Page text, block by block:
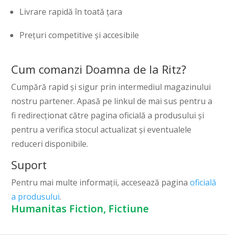
Livrare rapidă în toată țara
Prețuri competitive și accesibile
Cum comanzi Doamna de la Ritz?
Cumpără rapid și sigur prin intermediul magazinului
nostru partener. Apasă pe linkul de mai sus pentru a
fi redirecționat către pagina oficială a produsului și
pentru a verifica stocul actualizat și eventualele
reduceri disponibile.
Suport
Pentru mai multe informații, accesează paginaoficială
a produsului.
Humanitas Fiction, Fictiune